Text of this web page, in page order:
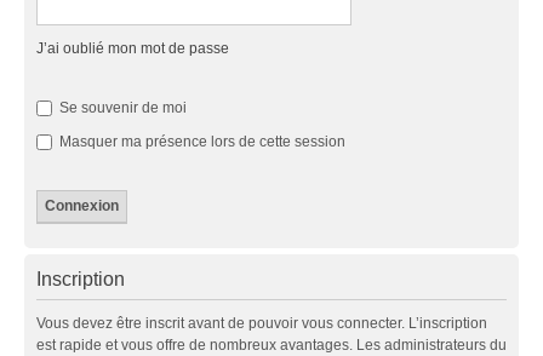
J’ai oublié mon mot de passe
Se souvenir de moi
Masquer ma présence lors de cette session
Inscription
Vous devez être inscrit avant de pouvoir vous connecter. L’inscription
est rapide et vous offre de nombreux avantages. Les administrateurs du